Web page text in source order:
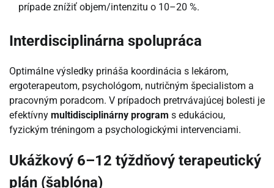
prípade znížiť objem/intenzitu o 10–20 %.
Interdisciplinárna spolupráca
Optimálne výsledky prináša koordinácia s lekárom,
ergoterapeutom, psychológom, nutričným špecialistom a
pracovným poradcom. V prípadoch pretrvávajúcej bolesti je
efektívny multidisciplinárny program s edukáciou,
fyzickým tréningom a psychologickými intervenciami.
Ukážkový 6–12 týždňový terapeutický
plán (šablóna)